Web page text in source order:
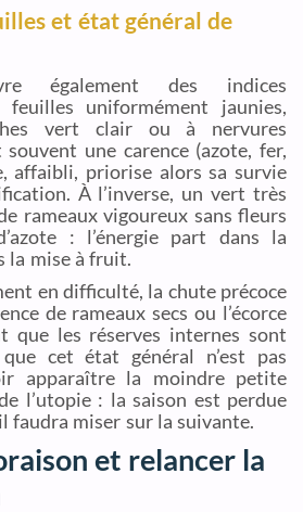
et état général de
également des indices
feuilles uniformément jaunies,
vert clair ou à nervures
souvent une carence (azote, fer,
affaibli, priorise alors sa survie
À l’inverse, un vert très
rameaux vigoureux sans fleurs
: l’énergie part dans la
la mise à fruit.
en difficulté, la chute précoce
de rameaux secs ou l’écorce
que les réserves internes sont
cet état général n’est pas
apparaître la moindre petite
l’utopie : la saison est perdue
faudra miser sur la suivante.
et relancer la